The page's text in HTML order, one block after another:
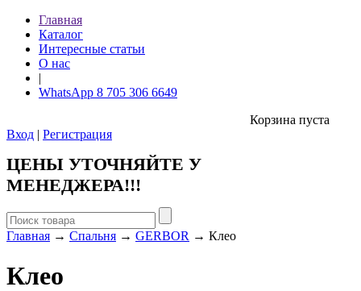
Главная
Каталог
Интересные статьи
О нас
|
WhatsApp 8 705 306 6649
Корзина пуста
Вход | Регистрация
ЦЕНЫ УТОЧНЯЙТЕ У
МЕНЕДЖЕРА!!!
Главная → Спальня → GERBOR → Клео
Клео